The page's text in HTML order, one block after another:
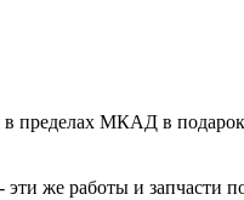
в пределах МКАД в
же работы и запчасти